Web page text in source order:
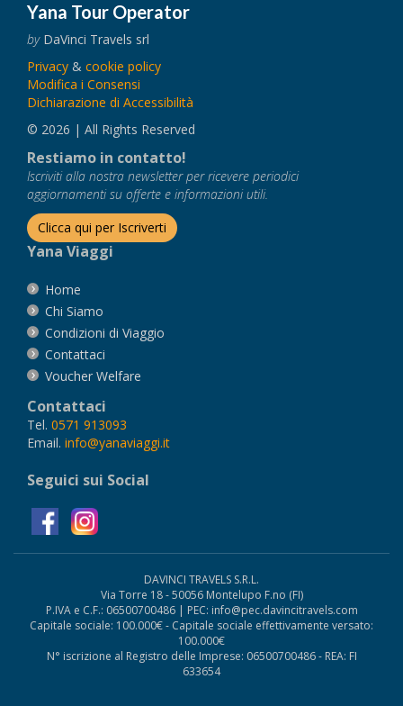
Yana Tour Operator
byDaVinci Travels srl
Privacy & cookie policy
Modifica i Consensi
Dichiarazione di Accessibilità
© 2026 | All Rights Reserved
Restiamo in contatto!
Iscriviti alla nostra newsletter per ricevere periodici
aggiornamenti su offerte e informazioni utili.
Clicca qui per Iscriverti
Yana Viaggi
Home
Chi Siamo
Condizioni di Viaggio
Contattaci
Voucher Welfare
Contattaci
Tel. 0571 913093
Email. info@yanaviaggi.it
Seguici sui Social
DAVINCI TRAVELS S.R.L.
Via Torre 18 - 50056 Montelupo F.no (FI)
P.IVA e C.F.: 06500700486 | PEC: info@pec.davincitravels.com
Capitale sociale: 100.000€ - Capitale sociale effettivamente versato:
100.000€
N° iscrizione al Registro delle Imprese: 06500700486 - REA: FI
633654